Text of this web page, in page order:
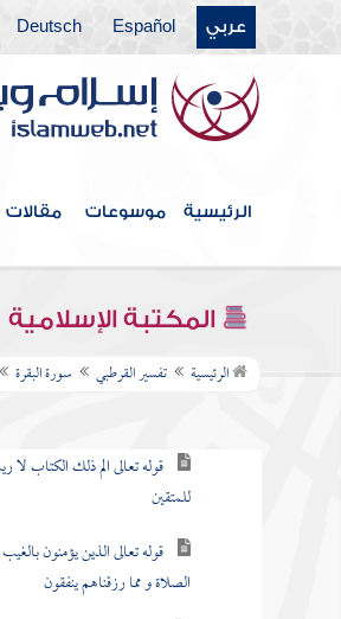
عربي Español
Deutsch
الرئيسية موسوعات مقالات
المكتبة الإسلامية
الرئيسية تفسير القرطبي سورة البقرة
باب ما جاء من الحجة في
من طعن في القرآن وخالف
عثمان بالزيادة والنقصان
سورة الفاتحة
سورة البقرة
قوله تعالى الم ذلك الكتاب
للمتقين
قوله تعالى الذين يؤمنون
الصلاة و مما رزقناهم ينفقون